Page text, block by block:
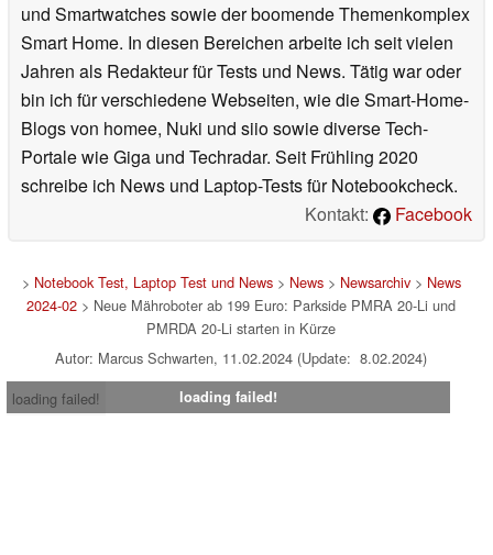
und Smartwatches sowie der boomende Themenkomplex
Smart Home. In diesen Bereichen arbeite ich seit vielen
Jahren als Redakteur für Tests und News. Tätig war oder
bin ich für verschiedene Webseiten, wie die Smart-Home-
Blogs von homee, Nuki und siio sowie diverse Tech-
Portale wie Giga und Techradar. Seit Frühling 2020
schreibe ich News und Laptop-Tests für Notebookcheck.
Kontakt:
Facebook
> Notebook Test, Laptop Test und News> News> Newsarchiv> News
2024-02 > Neue Mähroboter ab 199 Euro: Parkside PMRA 20-Li und
PMRDA 20-Li starten in Kürze
Autor: Marcus Schwarten, 11.02.2024 (Update: 8.02.2024)
loading failed!
loading failed!